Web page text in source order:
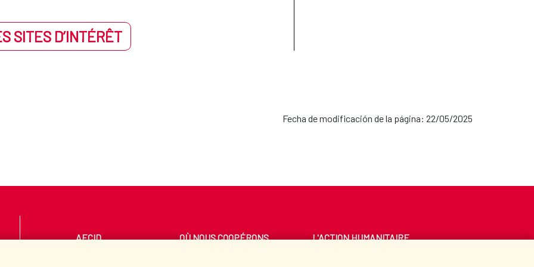
SITES D’INTÉRÊT
Fecha de modificación de la página: 22/05/2025
AECID OÙ NOUS COOPÉRONS
L'ACTION HUMANITAIRE